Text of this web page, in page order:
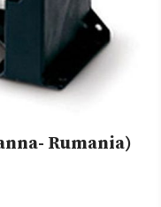
Rumania)